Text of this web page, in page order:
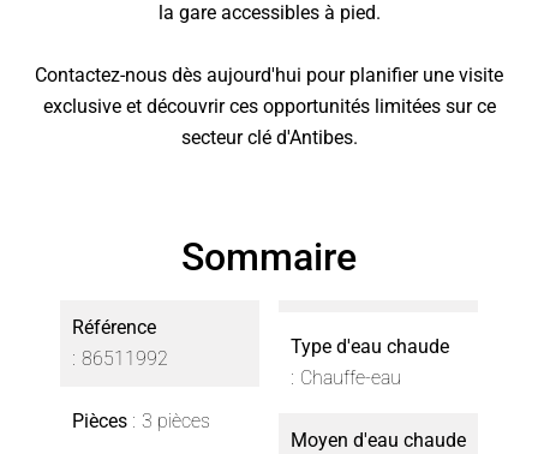
la gare accessibles à pied.
Contactez-nous dès aujourd'hui pour planifier une visite
exclusive et découvrir ces opportunités limitées sur ce
secteur clé d'Antibes.
Sommaire
Référence
86511992
Pièces 3 pièces
Type d'eau chaude
Chauffe-eau
Moyen d'eau chaude